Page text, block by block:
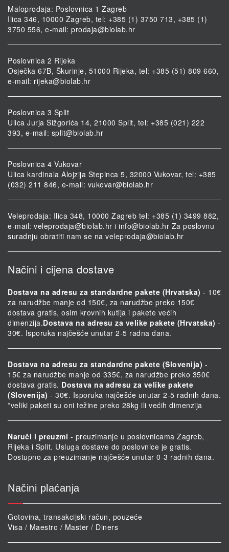
Maloprodaja: Poslovnica 1 Zagreb
Ilica 346, 10000 Zagreb, tel: +385 (1) 3750 713, +385 (1)
3750 556, e-mail: prodaja@biolab.hr
Poslovnica 2 Rijeka
Osječka 67B, Škurinje, 51000 Rijeka, tel: +385 (51) 809 660,
e-mail: rijeka@biolab.hr
Poslovnica 3 Split
Ulica Jurja Šižgorića 14, 21000 Split, tel: +385 (021) 222
393, e-mail: split@biolab.hr
Poslovnica 4 Vukovar
Ulica kardinala Alojzija Stepinca 5, 32000 Vukovar, tel: +385
(032) 211 846, e-mail: vukovar@biolab.hr
Veleprodaja: Ilica 348, 10000 Zagreb tel: +385 (1) 3499 882,
e-mail: veleprodaja@biolab.hr i info@biolab.hr Za poslovnu
suradnju obratiti nam se na veleprodaja@biolab.hr
Načini i cijena dostave
Dostava na adresu za standardne pakete (Hrvatska) - 10€
za narudžbe manje od 150€, za narudžbe preko 150€
dostava gratis, osim krovnih kutija i pakete većih
dimenzija.Dostava na adresu za velike pakete (Hrvatska) -
30€. Isporuka najčešće unutar 2-5 radna dana.
Dostava na adresu za standardne pakete (Slovenija) -
15€ za narudžbe manje od 335€, za narudžbe preko 350€
dostava gratis. Dostava na adresu za velike pakete
(Slovenija) - 30€. Isporuka najčešće unutar 2-5 radnih dana.
*veliki paketi su oni težine preko 28kg ili većih dimenzija
Naruči i preuzmi - preuzimanje u poslovnicama Zagreb,
Rijeka i Split. Usluga dostave do poslovnice je gratis.
Dostupno za preuzimanje najčešće unutar 0-3 radnih dana.
Načini plaćanja
Gotovina, transakcijski račun, pouzeće
Visa / Maestro / Master / Diners